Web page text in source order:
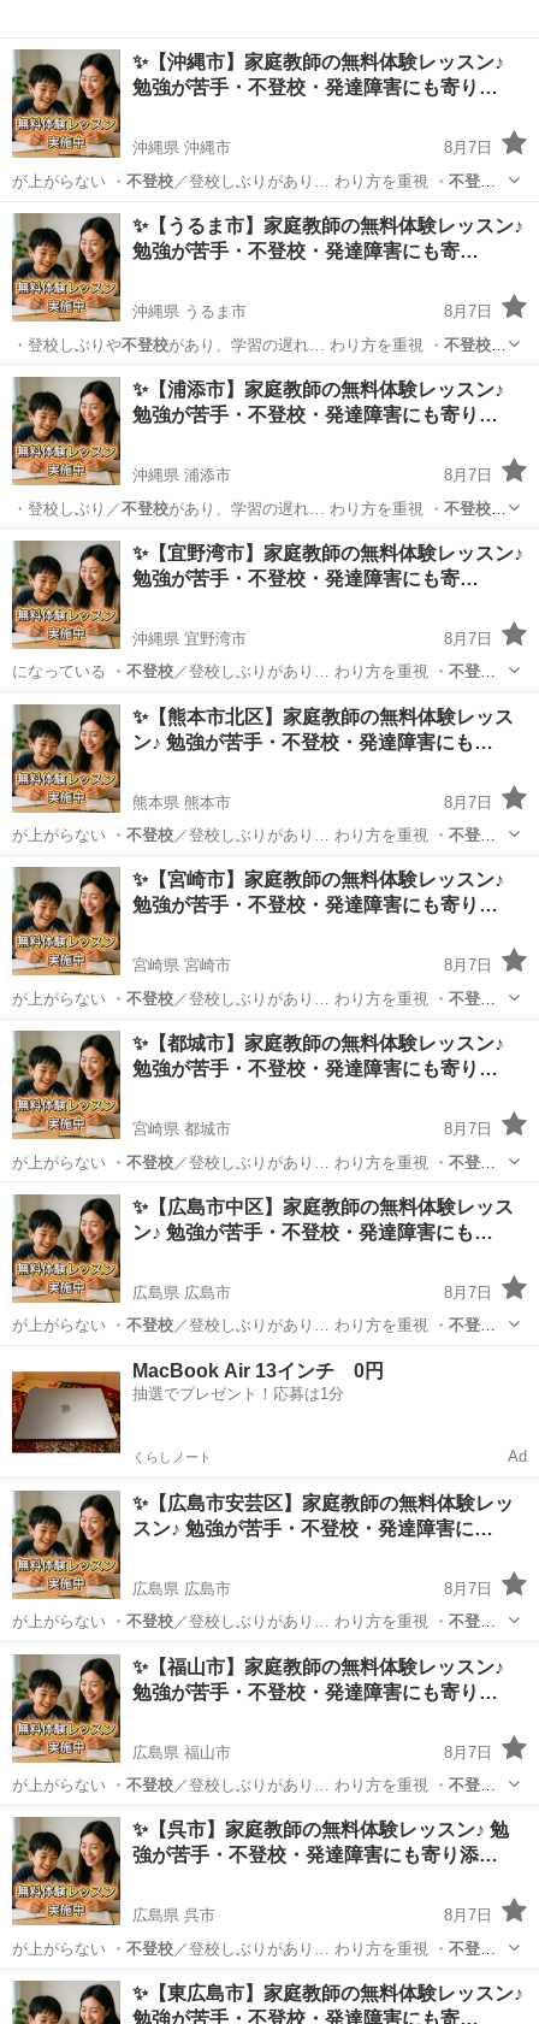
✨【沖縄市】家庭教師の無料体験レッスン♪
勉強が苦手・不登校・発達障害にも寄り…
沖縄県 沖縄市
8月7日
が上がらない ・ 不登校／登校しぶりがあり… わり方を重視 ・ 不登
校・発達障害のあるお… 学生／高校生 ・不登校／発達障害／勉強が…
沖縄 沖縄市 育児 不登校
✨【うるま市】家庭教師の無料体験レッスン♪
勉強が苦手・不登校・発達障害にも寄…
沖縄県 うるま市
8月7日
・登校しぶりや不登校があり、学習の遅れ… わり方を重視 ・ 不登校・
発達障害のあるお… 学生／高校生 ・不登校／発達障害／勉強が…
沖縄 うるま市 育児 不登校
✨【浦添市】家庭教師の無料体験レッスン♪
勉強が苦手・不登校・発達障害にも寄り…
沖縄県 浦添市
8月7日
・登校しぶり／不登校があり、学習の遅れ… わり方を重視 ・ 不登校・
発達障害のあるお… 学生／高校生 ・不登校／発達障害／勉強が…
沖縄 浦添市 育児 不登校
✨【宜野湾市】家庭教師の無料体験レッスン♪
勉強が苦手・不登校・発達障害にも寄…
沖縄県 宜野湾市
8月7日
になっている ・ 不登校／登校しぶりがあり… わり方を重視 ・ 不登
校・発達障害のあるお… 学生／高校生 ・不登校／発達障害／勉強が…
沖縄 宜野湾市 育児 不登校
✨【熊本市北区】家庭教師の無料体験レッス
ン♪ 勉強が苦手・不登校・発達障害にも…
熊本県 熊本市
8月7日
が上がらない ・ 不登校／登校しぶりがあり… わり方を重視 ・ 不登
校・発達障害のあるお… 学生／高校生 ・不登校／発達障害／勉強が…
熊本 熊本市 育児 不登校
✨【宮崎市】家庭教師の無料体験レッスン♪
勉強が苦手・不登校・発達障害にも寄り…
宮崎県 宮崎市
8月7日
が上がらない ・ 不登校／登校しぶりがあり… わり方を重視 ・ 不登
校・発達障害のあるお… 学生／高校生 ・不登校／発達障害／勉強が…
宮崎 宮崎市 育児 不登校
✨【都城市】家庭教師の無料体験レッスン♪
勉強が苦手・不登校・発達障害にも寄り…
宮崎県 都城市
8月7日
が上がらない ・ 不登校／登校しぶりがあり… わり方を重視 ・ 不登
校・発達障害のあるお… 学生／高校生 ・不登校／発達障害／勉強が…
宮崎 都城市 育児 不登校
✨【広島市中区】家庭教師の無料体験レッス
ン♪ 勉強が苦手・不登校・発達障害にも…
広島県 広島市
8月7日
が上がらない ・ 不登校／登校しぶりがあり… わり方を重視 ・ 不登
校・発達障害のあるお… 学生／高校生 ・不登校／発達障害／勉強が…
MacBook Air 13インチ 0円
抽選でプレゼント！応募は1分
くらしノート Ad
✨【広島市安芸区】家庭教師の無料体験レッ
スン♪ 勉強が苦手・不登校・発達障害に…
広島県 広島市
8月7日
が上がらない ・ 不登校／登校しぶりがあり… わり方を重視 ・ 不登
校・発達障害のあるお… 学生／高校生 ・不登校／発達障害／勉強が…
広島 広島市 育児 不登校
✨【福山市】家庭教師の無料体験レッスン♪
勉強が苦手・不登校・発達障害にも寄り…
広島県 福山市
8月7日
が上がらない ・ 不登校／登校しぶりがあり… わり方を重視 ・ 不登
校・発達障害のあるお… 学生／高校生 ・不登校／発達障害／勉強が…
広島 福山市 育児 不登校
✨【呉市】家庭教師の無料体験レッスン♪ 勉
強が苦手・不登校・発達障害にも寄り添…
広島県 呉市
8月7日
が上がらない ・ 不登校／登校しぶりがあり… わり方を重視 ・ 不登
校・発達障害のあるお… 学生／高校生 ・不登校／発達障害／勉強が…
広島 呉市 育児 不登校
✨【東広島市】家庭教師の無料体験レッスン♪
勉強が苦手・不登校・発達障害にも寄…